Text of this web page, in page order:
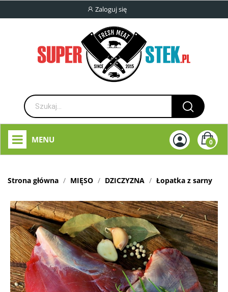
Zaloguj się
0
MENU
Strona główna MIĘSO DZICZYZNA Łopatka z sarny